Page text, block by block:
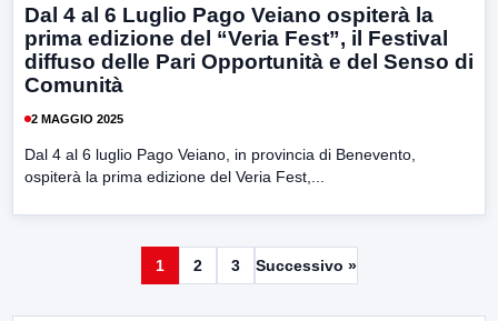
Dal 4 al 6 Luglio Pago Veiano ospiterà la
prima edizione del “Veria Fest”, il Festival
diffuso delle Pari Opportunità e del Senso di
Comunità
2 MAGGIO 2025
Dal 4 al 6 luglio Pago Veiano, in provincia di Benevento,
ospiterà la prima edizione del Veria Fest,...
1 2 3 Successivo »